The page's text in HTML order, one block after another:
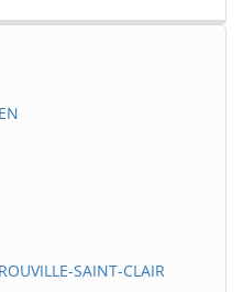
SAINT-CLAIR